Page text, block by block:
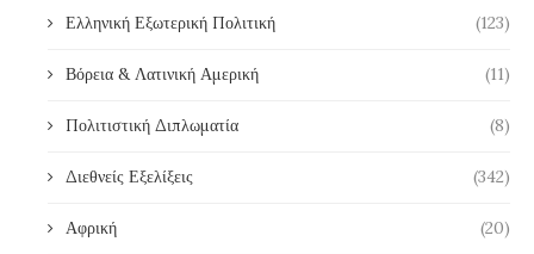
Ελληνική Εξωτερική Πολιτική (123)
Βόρεια & Λατινική Αμερική (11)
Πολιτιστική Διπλωματία (8)
Διεθνείς Εξελίξεις (342)
Αφρική (20)